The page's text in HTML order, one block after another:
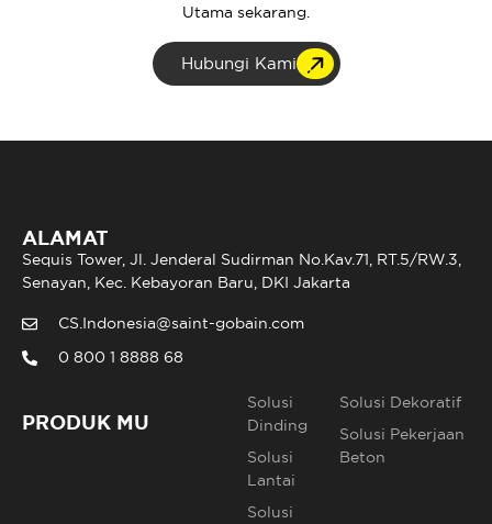
Utama sekarang.
Hubungi Kami
ALAMAT
Sequis Tower, Jl. Jenderal Sudirman No.Kav.71, RT.5/RW.3,
Senayan, Kec. Kebayoran Baru, DKI Jakarta
CS.Indonesia@saint-gobain.com
0 800 1 8888 68
PRODUK MU
Solusi
Dinding
Solusi
Lantai
Solusi
Solusi Dekoratif
Solusi Pekerjaan
Beton